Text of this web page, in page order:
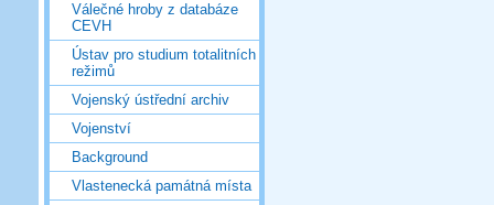
Válečné hroby z databáze
CEVH
Ústav pro studium totalitních
režimů
Vojenský ústřední archiv
Vojenství
Background
Vlastenecká památná místa